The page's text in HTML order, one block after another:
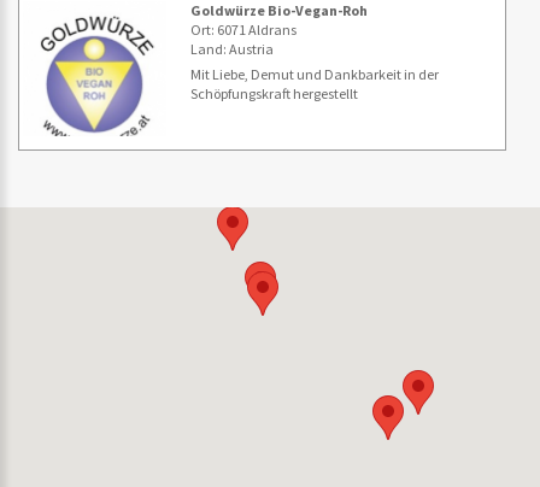
Goldwürze Bio-Vegan-Roh
Ort: 6071 Aldrans
Land: Austria
Mit Liebe, Demut und Dankbarkeit in der
Schöpfungskraft hergestellt